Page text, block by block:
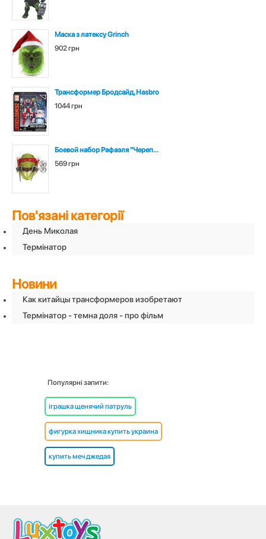
Маска з латексу Grinch
902 грн
Трансформер Бродсайд, Hasbro
1044 грн
Боевой набор Рафаэля "Череп...
569 грн
Пов'язані категорії
День Миколая
Термінатор
Новини
Как китайцы трансформеров изобретают
Термінатор - темна доля - про фільм
Популярні запити:
іграшка щенячий патруль
фигурка хищника купить украина
купить меч джедая